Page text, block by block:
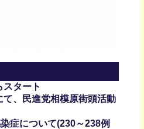
タート
、民進党相模原街頭活動
症について(230～238例